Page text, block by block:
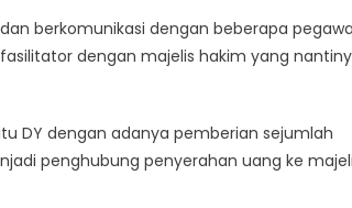
berkomunikasi dengan beberapa
dengan majelis hakim yang
DY dengan adanya pemberian sejumlah
penghubung penyerahan uang ke